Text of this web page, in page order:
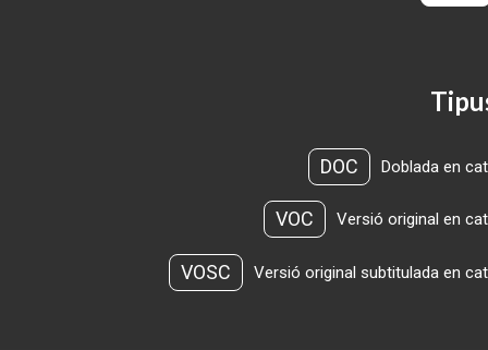
DOC Doblada en
VOC Versió original en
VOSC Versió original subtitulada en